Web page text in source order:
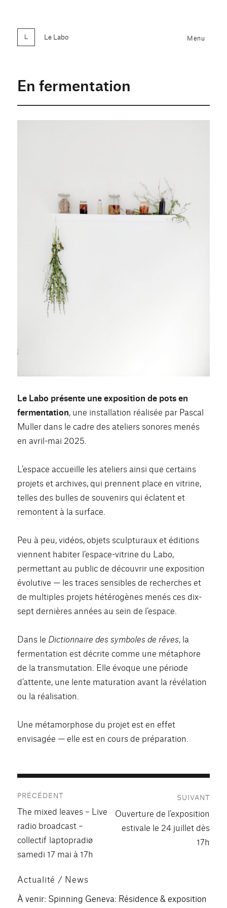
Le Labo Menu
En fermentation
Le Labo présente une exposition de pots en
fermentation, une installation réalisée par Pascal
Muller dans le cadre des ateliers sonores menés
en avril-mai 2025.
L’espace accueille les ateliers ainsi que certains
projets et archives, qui prennent place en vitrine,
telles des bulles de souvenirs qui éclatent et
remontent à la surface.
Peu à peu, vidéos, objets sculpturaux et éditions
viennent habiter l’espace-vitrine du Labo,
permettant au public de découvrir une exposition
évolutive — les traces sensibles de recherches et
de multiples projets hétérogènes menés ces dix-
sept dernières années au sein de l’espace.
Dans le Dictionnaire des symboles de rêves, la
fermentation est décrite comme une métaphore
de la transmutation. Elle évoque une période
d’attente, une lente maturation avant la révélation
ou la réalisation.
Une métamorphose du projet est en effet
envisagée — elle est en cours de préparation.
de
l’article
PRÉCÉDENT
Publication
précédente :
The mixed leaves – Live
radio broadcast –
collectif laptopradiø
samedi 17 mai à 17h
SUIVANT
Publication
suivante :
Ouverture de l’exposition
estivale le 24 juillet dès
17h
Actualité / News
À venir: Spinning Geneva: Résidence & exposition